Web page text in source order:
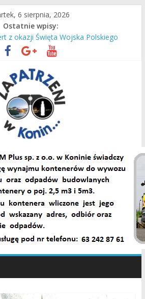
6 sierpnia, 2026
Ostatnie wpisy:
jest!
z okazji Święta Wojska Polskiego
pływać!
sukcesem!